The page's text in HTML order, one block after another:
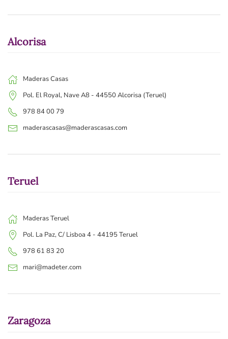
Alcorisa
Maderas Casas
Pol. El Royal, Nave A8 - 44550 Alcorisa (Teruel)
978 84 00 79
maderascasas@maderascasas.com
Teruel
Maderas Teruel
Pol. La Paz, C/ Lisboa 4 - 44195 Teruel
978 61 83 20
mari@madeter.com
Zaragoza